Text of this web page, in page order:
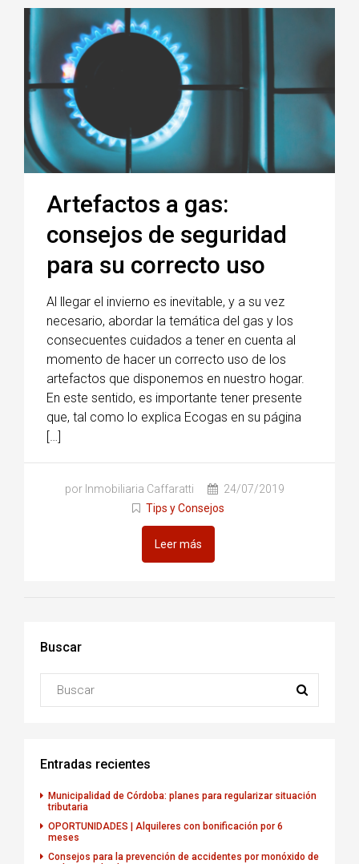
Artefactos a gas:
consejos de seguridad
para su correcto uso
Al llegar el invierno es inevitable, y a su vez
necesario, abordar la temática del gas y los
consecuentes cuidados a tener en cuenta al
momento de hacer un correcto uso de los
artefactos que disponemos en nuestro hogar.
En este sentido, es importante tener presente
que, tal como lo explica Ecogas en su página
[…]
por Inmobiliaria Caffaratti
24/07/2019
Tips y Consejos
Leer más
Buscar
Entradas recientes
Municipalidad de Córdoba: planes para regularizar situación
tributaria
OPORTUNIDADES | Alquileres con bonificación por 6
meses
Consejos para la prevención de accidentes por monóxido de